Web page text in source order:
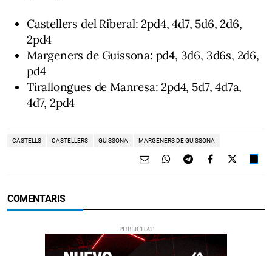
Castellers del Riberal: 2pd4, 4d7, 5d6, 2d6,
2pd4
Margeners de Guissona: pd4, 3d6, 3d6s, 2d6,
pd4
Tirallongues de Manresa: 2pd4, 5d7, 4d7a,
4d7, 2pd4
CASTELLS CASTELLERS GUISSONA MARGENERS DE GUISSONA
COMENTARIS